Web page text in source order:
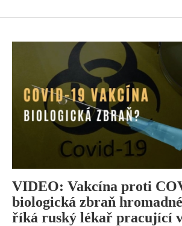
VIDEO: Vakcína proti
biologická zbraň
říká ruský lékař pracující